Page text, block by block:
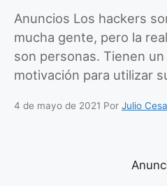
Anuncios Los hackers
mucha gente, pero la
son personas. Tienen
motivación para utilizar
4 de mayo de 2021 Por Julio